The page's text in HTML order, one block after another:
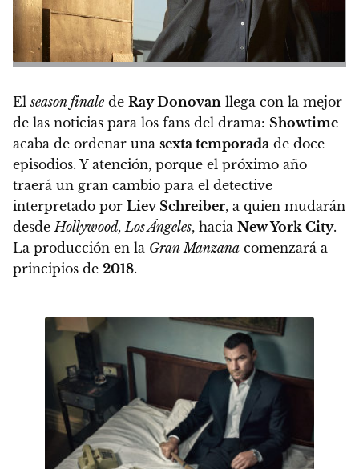
Elseason finale de Ray Donovan llega con la mejor
de las noticias para los fans del drama: Showtime
acaba de ordenar una sexta temporada de doce
episodios. Y atención, porque el próximo año
traerá un gran cambio para el detective
interpretado por Liev Schreiber, a quien mudarán
desdeHollywood, Los Ángeles, hacia New York City.
La producción en la Gran Manzana comenzará a
principios de 2018.